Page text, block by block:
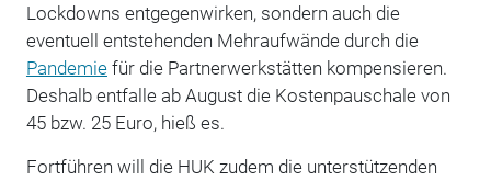
Lockdowns entgegenwirken, sondern auch die
eventuell entstehenden Mehraufwände durch die
Pandemiefür die Partnerwerkstätten kompensieren.
Deshalb entfalle ab August die Kostenpauschale von
45 bzw. 25 Euro, hieß es.
Fortführen will die HUK zudem die unterstützenden